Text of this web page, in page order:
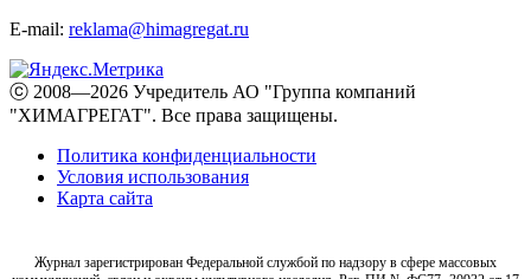
E-mail: reklama@himagregat.ru
ⓒ 2008—2026 Учредитель АО "Группа компаний
"ХИМАГРЕГАТ". Все права защищены.
Политика конфиденциальности
Условия использования
Карта сайта
Журнал зарегистрирован Федеральной службой по надзору в сфере массовых